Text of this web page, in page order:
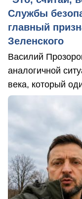
Службы
главный
Зеленского
Василий
аналогичной
века, который